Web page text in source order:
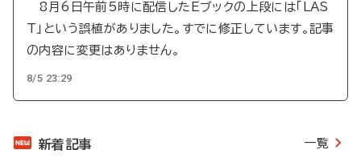
8月6日午前5時に配信したEブックの上段には「LAS
T」という誤植がありました。すでに修正しています。記事
の内容に変更はありません。
8/5 23:29
新着記事 一覧